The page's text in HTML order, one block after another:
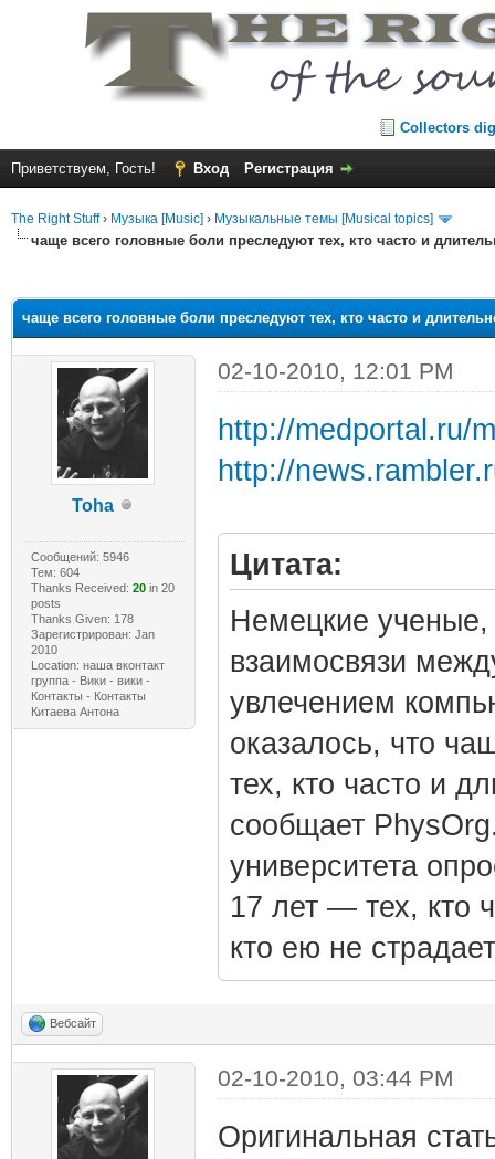
Collectors
Приветствуем, Гость! Вход Регистрация
The Right Stuff› Музыка [Music] › Музыкальные темы [Musical topics]
чаще всего головные боли преследуют тех, кто часто и
чаще всего головные боли преследуют тех, кто часто и
Toha
Сообщений: 5946
Тем: 604
Thanks Received: 20in 20
posts
Thanks Given: 178
Зарегистрирован: Jan
2010
Location: наша вконтакт
группа - Вики - вики -
Контакты - Контакты
Китаева Антона
02-10-2010, 12:01 PM
http://medportal.ru/
http://
Цитата:
Немецкие ученые,
взаимосвязи
увлечением
оказалось, что
тех, кто часто и
сообщает
университета
17 лет — тех, кто
кто ею не
Вебсайт
02-10-2010, 03:44 PM
Оригинальная